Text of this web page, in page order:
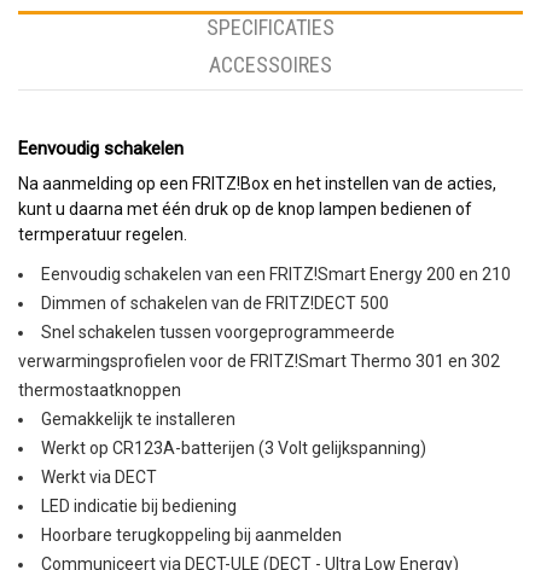
SPECIFICATIES
ACCESSOIRES
Eenvoudig schakelen
Na aanmelding op een FRITZ!Box en het instellen van de acties,
kunt u daarna met één druk op de knop lampen bedienen of
termperatuur regelen.
Eenvoudig schakelen van een FRITZ!Smart Energy 200 en 210
Dimmen of schakelen van de FRITZ!DECT 500
Snel schakelen tussen voorgeprogrammeerde
verwarmingsprofielen voor de FRITZ!Smart Thermo 301 en 302
thermostaatknoppen
Gemakkelijk te installeren
Werkt op CR123A-batterijen (3 Volt gelijkspanning)
Werkt via DECT
LED indicatie bij bediening
Hoorbare terugkoppeling bij aanmelden
Communiceert via DECT-ULE (DECT - Ultra Low Energy)